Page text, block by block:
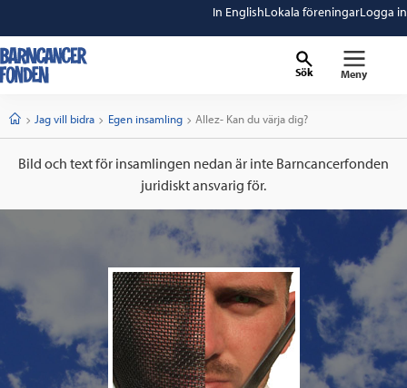
In EnglishLokala föreningarLogga in
Sök Meny
StartJag vill bidra Egen insamling Current:
Allez- Kan du värja dig?
Bild och text för insamlingen nedan är inte Barncancerfonden
juridiskt ansvarig för.